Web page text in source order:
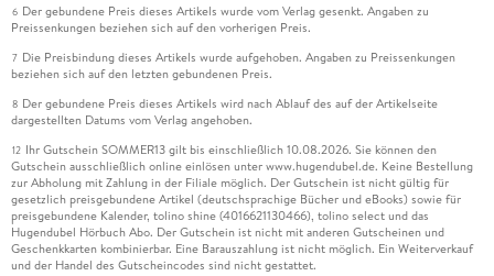
6 Der gebundene Preis dieses Artikels wurde vom Verlag gesenkt. Angaben zu
Preissenkungen beziehen sich auf den vorherigen Preis.
7 Die Preisbindung dieses Artikels wurde aufgehoben. Angaben zu Preissenkungen
beziehen sich auf den letzten gebundenen Preis.
8 Der gebundene Preis dieses Artikels wird nach Ablauf des auf der Artikelseite
dargestellten Datums vom Verlag angehoben.
12 Ihr Gutschein SOMMER13 gilt bis einschließlich 10.08.2026. Sie können den
Gutschein ausschließlich online einlösen unter www.hugendubel.de. Keine Bestellung
zur Abholung mit Zahlung in der Filiale möglich. Der Gutschein ist nicht gültig für
gesetzlich preisgebundene Artikel (deutschsprachige Bücher und eBooks) sowie für
preisgebundene Kalender, tolino shine (4016621130466), tolino select und das
Hugendubel Hörbuch Abo. Der Gutschein ist nicht mit anderen Gutscheinen und
Geschenkkarten kombinierbar. Eine Barauszahlung ist nicht möglich. Ein Weiterverkauf
und der Handel des Gutscheincodes sind nicht gestattet.